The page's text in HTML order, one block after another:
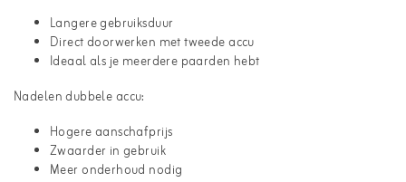
Langere gebruiksduur
Direct doorwerken met tweede accu
Ideaal als je meerdere paarden hebt
Nadelen dubbele accu:
Hogere aanschafprijs
Zwaarder in gebruik
Meer onderhoud nodig